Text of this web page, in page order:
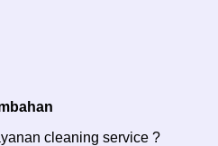
cleaning service ?